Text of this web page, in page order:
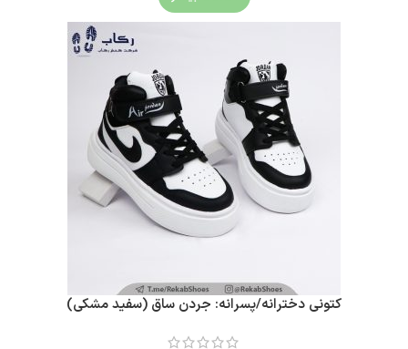
کتونی دخترانه/پسرانه: جردن ساق (سفید مشکی)